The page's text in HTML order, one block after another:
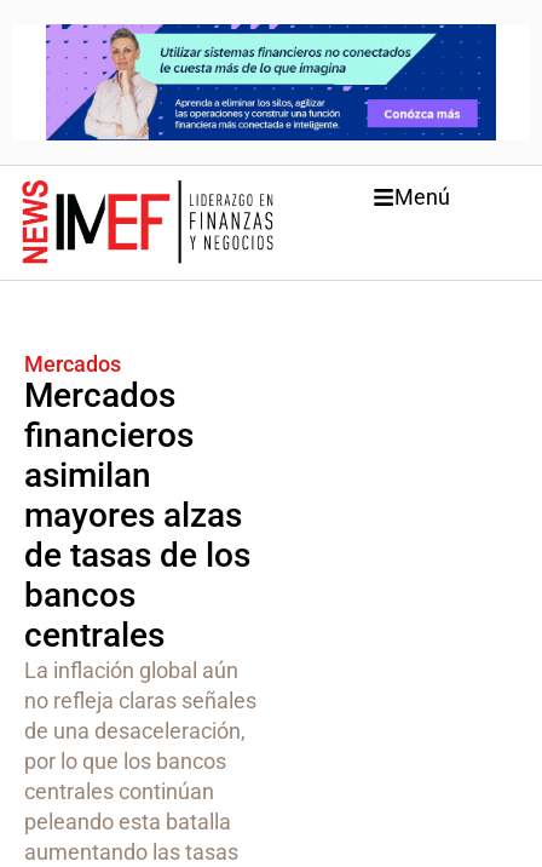
Menú
Mercados
Mercados
financieros
asimilan
mayores alzas
de tasas de los
bancos
centrales
La inflación global aún
no refleja claras señales
de una desaceleración,
por lo que los bancos
centrales continúan
peleando esta batalla
aumentando las tasas